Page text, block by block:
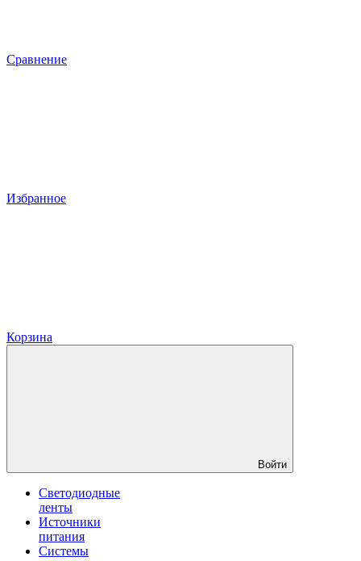
Сравнение
Избранное
Корзина
Войти
Светодиодные
ленты
Источники
питания
Системы